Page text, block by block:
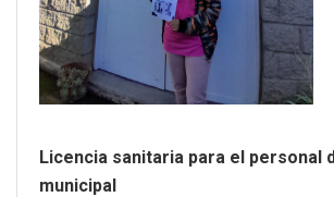
Licencia sanitaria para el personal
municipal